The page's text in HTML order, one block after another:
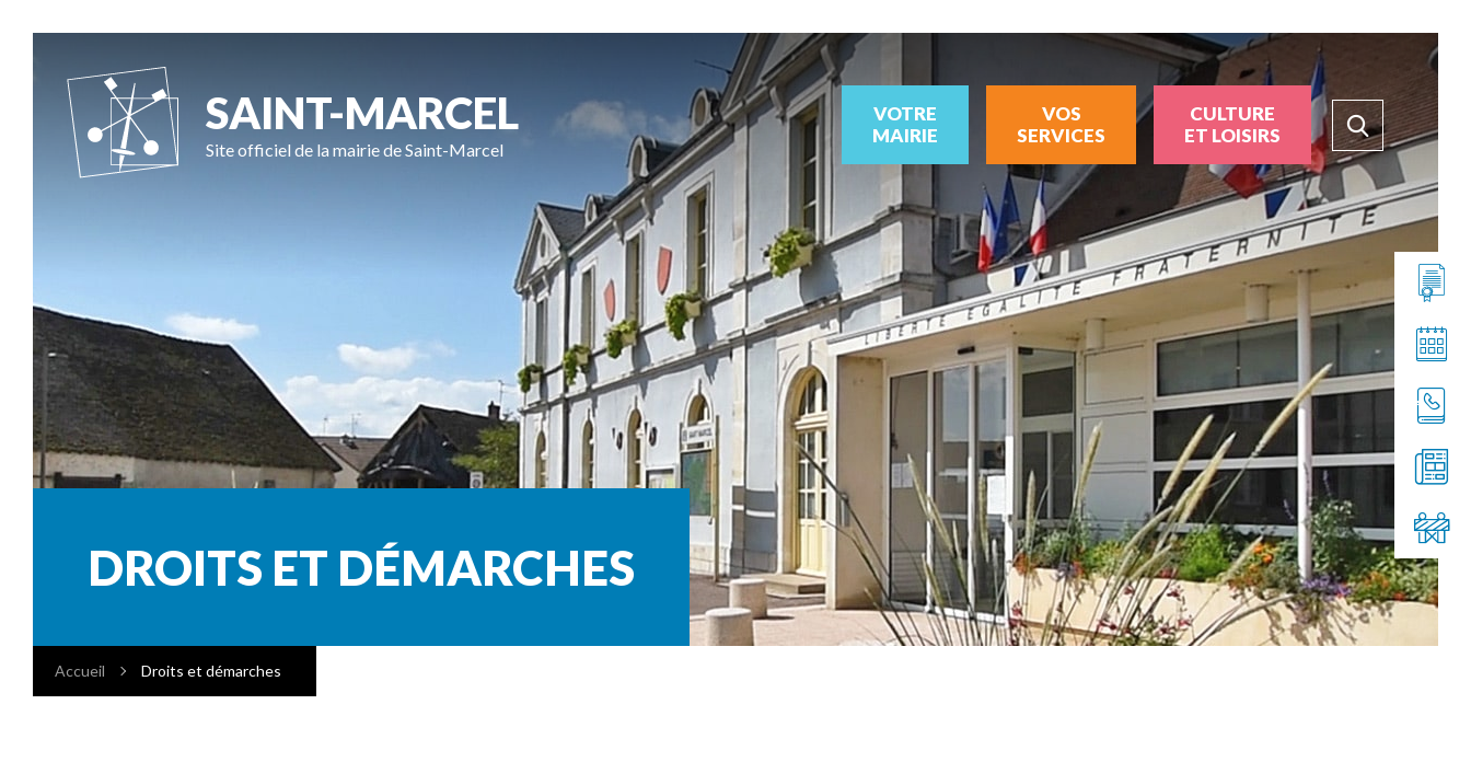
SAINT-MARCEL
Site officiel de la mairie de Saint-Marcel
VOTRE
MAIRIE
VOS
SERVICES
CULTURE
ET LOISIRS
DROITS ET DÉMARCHES
Accueil Droits et démarches